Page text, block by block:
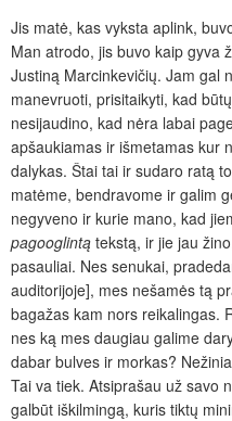
Jis matė, kas vyksta aplink,
Man atrodo, jis buvo kaip gyva
Justiną Marcinkevičių. Jam gal
manevruoti, prisitaikyti, kad
nesijaudino, kad nėra labai
apšaukiamas ir išmetamas kur
dalykas. Štai tai ir sudaro ratą
matėme, bendravome ir galim
negyveno ir kurie mano, kad
pagooglintą tekstą, ir jie jau
pasauliai. Nes senukai,
auditorijoje], mes nešamės tą
bagažas kam nors reikalingas.
nes ką mes daugiau galime
dabar bulves ir morkas?
Tai va tiek. Atsiprašau už savo
galbūt iškilmingą, kuris tiktų